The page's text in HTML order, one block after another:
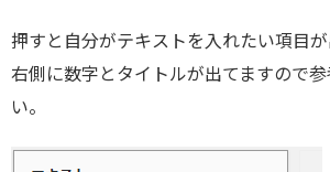
押すと自分がテキストを入れたい項目が
右側に数字とタイトルが出てますので
い。